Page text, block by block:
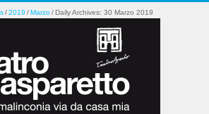
2019 Marzo Daily Archives: 30 Marzo 2019